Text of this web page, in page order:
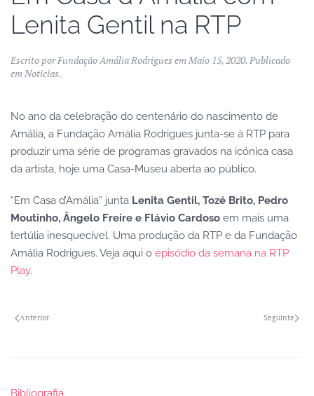
Lenita Gentil na RTP
Escrito porFundação Amália Rodriguesem Maio 15, 2020. Publicado
em Noticias.
No ano da celebração do centenário do nascimento de
Amália, a Fundação Amália Rodrigues junta-se à RTP para
produzir uma série de programas gravados na icónica casa
da artista, hoje uma Casa-Museu aberta ao público.
“Em Casa d’Amália” junta Lenita Gentil, Tozé Brito, Pedro
Moutinho, Ângelo Freire e Flávio Cardoso em mais uma
tertúlia inesquecível. Uma produção da RTP e da Fundação
Amália Rodrigues. Veja aqui o episódio da semana na RTP
Play.
Anterior Seguinte
Bibliografia